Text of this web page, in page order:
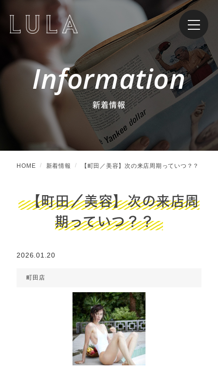
Information
新着情報
HOME 新着情報 【町田／美容】次の来店周期っていつ？？
【町田／美容】次の来店周
期っていつ？？
2026.01.20
町田店